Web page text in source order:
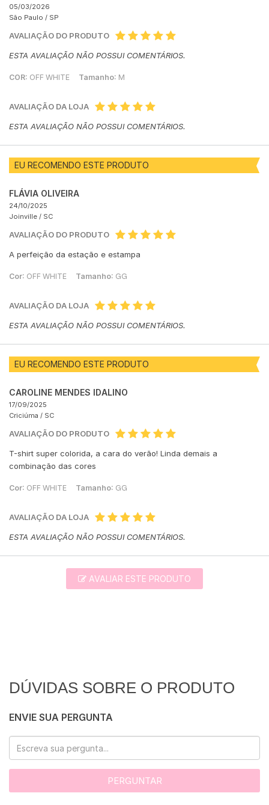
05/03/2026
São Paulo / SP
AVALIAÇÃO DO PRODUTO
ESTA AVALIAÇÃO NÃO POSSUI COMENTÁRIOS.
COR: OFF WHITE Tamanho: M
AVALIAÇÃO DA LOJA
ESTA AVALIAÇÃO NÃO POSSUI COMENTÁRIOS.
EU RECOMENDO ESTE PRODUTO
FLÁVIA OLIVEIRA
24/10/2025
Joinville / SC
AVALIAÇÃO DO PRODUTO
A perfeição da estação e estampa
Cor: OFF WHITE Tamanho: GG
AVALIAÇÃO DA LOJA
ESTA AVALIAÇÃO NÃO POSSUI COMENTÁRIOS.
EU RECOMENDO ESTE PRODUTO
CAROLINE MENDES IDALINO
17/09/2025
Criciúma / SC
AVALIAÇÃO DO PRODUTO
T-shirt super colorida, a cara do verão! Linda demais a
combinação das cores
Cor: OFF WHITE Tamanho: GG
AVALIAÇÃO DA LOJA
ESTA AVALIAÇÃO NÃO POSSUI COMENTÁRIOS.
AVALIAR ESTE PRODUTO
DÚVIDAS SOBRE O PRODUTO
ENVIE SUA PERGUNTA
PERGUNTAR